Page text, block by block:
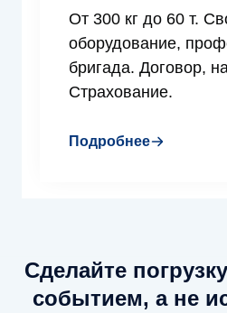
От 300 кг до 60 т.
оборудование,
бригада. Договор,
Страхование.
Подробнее
Сделайте
событием, а не